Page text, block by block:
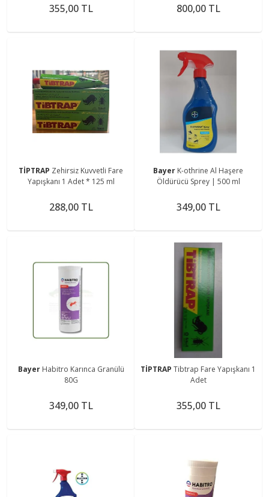
355,00 TL 800,00 TL
TİPTRAP Zehirsiz Kuvvetli Fare
Yapışkanı 1 Adet * 125 ml
288,00 TL
Bayer K-othrine Al Haşere
Öldürücü Sprey | 500 ml
349,00 TL
Bayer Habitro Karınca Granülü
80G
349,00 TL
TİPTRAP Tibtrap Fare Yapışkanı 1
Adet
355,00 TL